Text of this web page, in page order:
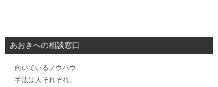
あおきへの相談窓口
向いているノウハウ
手法は人それぞれ。